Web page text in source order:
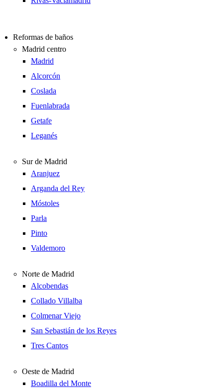
Reformas de baños
Madrid centro
Madrid
Alcorcón
Coslada
Fuenlabrada
Getafe
Leganés
Sur de Madrid
Aranjuez
Arganda del Rey
Móstoles
Parla
Pinto
Valdemoro
Norte de Madrid
Alcobendas
Collado Villalba
Colmenar Viejo
San Sebastián de los Reyes
Tres Cantos
Oeste de Madrid
Boadilla del Monte